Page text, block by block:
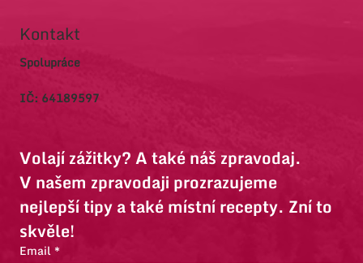
Kontakt
Spolupráce
IČ: 64189597
Volají zážitky? A také náš zpravodaj.
V našem zpravodaji prozrazujeme
nejlepší tipy a také místní recepty. Zní to
skvěle!
Email*